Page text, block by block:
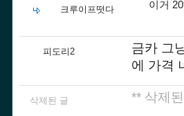
크루이프떳다 이거
피도리2
금카 그
에 가격
삭제된 글 ** 삭제